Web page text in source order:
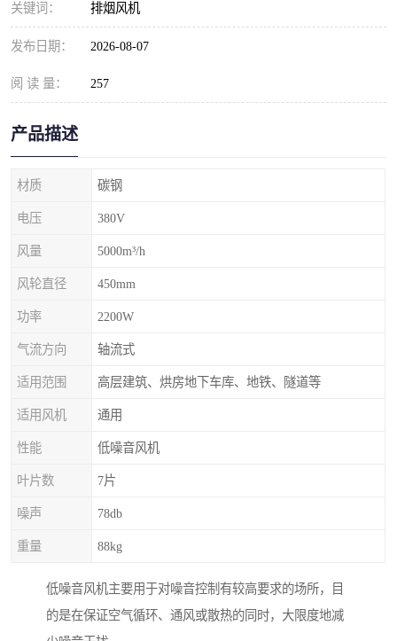
关键词： 排烟风机
发布日期： 2026-08-07
阅 读 量： 257
产品描述
材质 碳钢
电压 380V
风量 5000m³/h
风轮直径 450mm
功率 2200W
气流方向 轴流式
适用范围 高层建筑、烘房地下车库、地铁、隧道等
适用风机 通用
性能 低噪音风机
叶片数 7片
噪声 78db
重量 88kg
低噪音风机主要用于对噪音控制有较高要求的场所，目
的是在保证空气循环、通风或散热的同时，大限度地减